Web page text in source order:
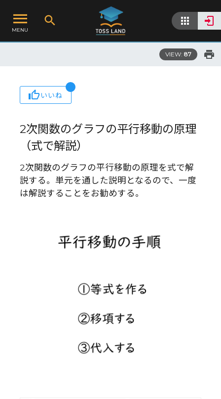
MENU
VIEW: 87
いいね
2次関数のグラフの平行移動の原理
（式で解説）
2次関数のグラフの平行移動の原理を式で解
説する。単元を通した説明となるので、一度
は解説することをお勧めする。